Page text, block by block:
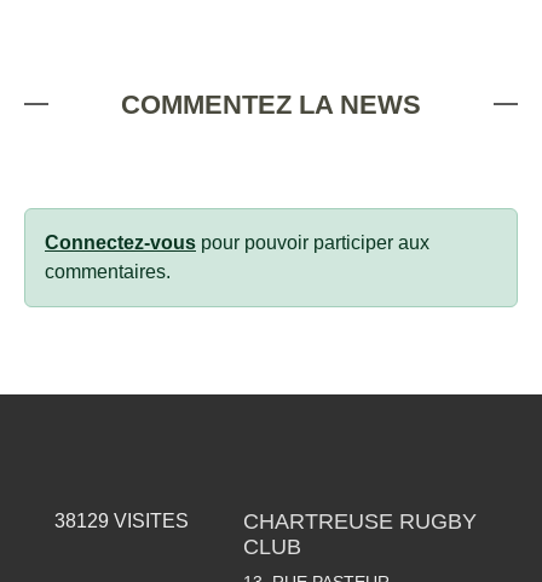
COMMENTEZ LA NEWS
Connectez-vous pour pouvoir participer aux
commentaires.
38129 VISITES
CHARTREUSE RUGBY
CLUB